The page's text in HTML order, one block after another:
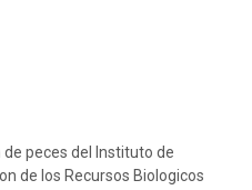
de peces del Instituto de
de los Recursos Biologicos